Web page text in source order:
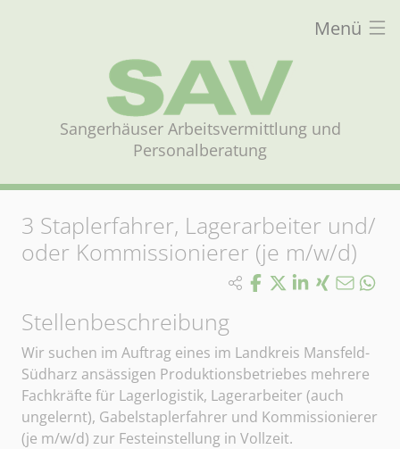
Menü
Sangerhäuser Arbeitsvermittlung und
Personalberatung
3 Staplerfahrer, Lagerarbeiter und/
oder Kommissionierer (je m/w/d)
Stellenbeschreibung
Wir suchen im Auftrag eines im Landkreis Mansfeld-
Südharz ansässigen Produktionsbetriebes mehrere
Fachkräfte für Lagerlogistik, Lagerarbeiter (auch
ungelernt), Gabelstaplerfahrer und Kommissionierer
(je m/w/d) zur Festeinstellung in Vollzeit.